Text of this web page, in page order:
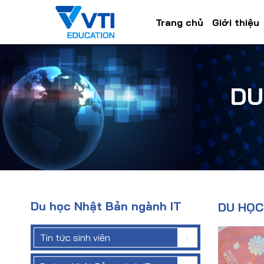
Trang chủ Giới thiệu
Du học Nhật Bản ngành IT
Tin tức sinh viên
DU